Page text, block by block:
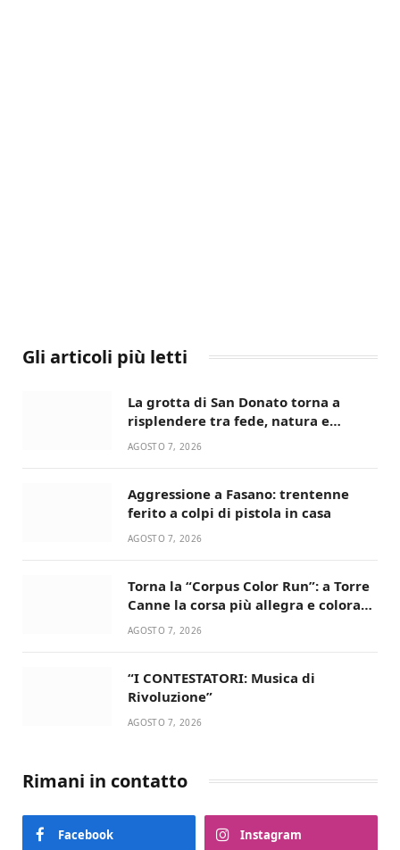
Gli articoli più letti
La grotta di San Donato torna a
risplendere tra fede, natura e
devozione
AGOSTO 7, 2026
Aggressione a Fasano: trentenne
ferito a colpi di pistola in casa
AGOSTO 7, 2026
Torna la “Corpus Color Run”: a Torre
Canne la corsa più allegra e colorata
dell’estate!
AGOSTO 7, 2026
“I CONTESTATORI: Musica di
Rivoluzione”
AGOSTO 7, 2026
Rimani in contatto
Facebook Instagram